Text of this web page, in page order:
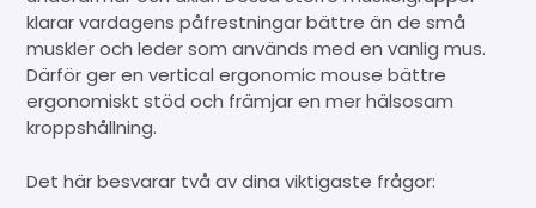
klarar vardagens påfrestningar bättre än de små
muskler och leder som används med en vanlig mus.
Därför ger en vertical ergonomic mouse bättre
ergonomiskt stöd och främjar en mer hälsosam
kroppshållning.
Det här besvarar två av dina viktigaste frågor: